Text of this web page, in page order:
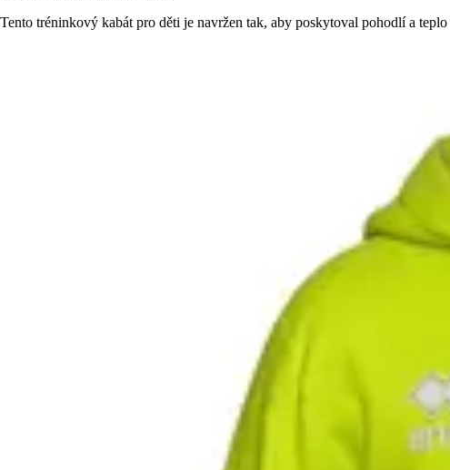
Tento tréninkový kabát pro děti je navržen tak, aby poskytoval pohodlí a